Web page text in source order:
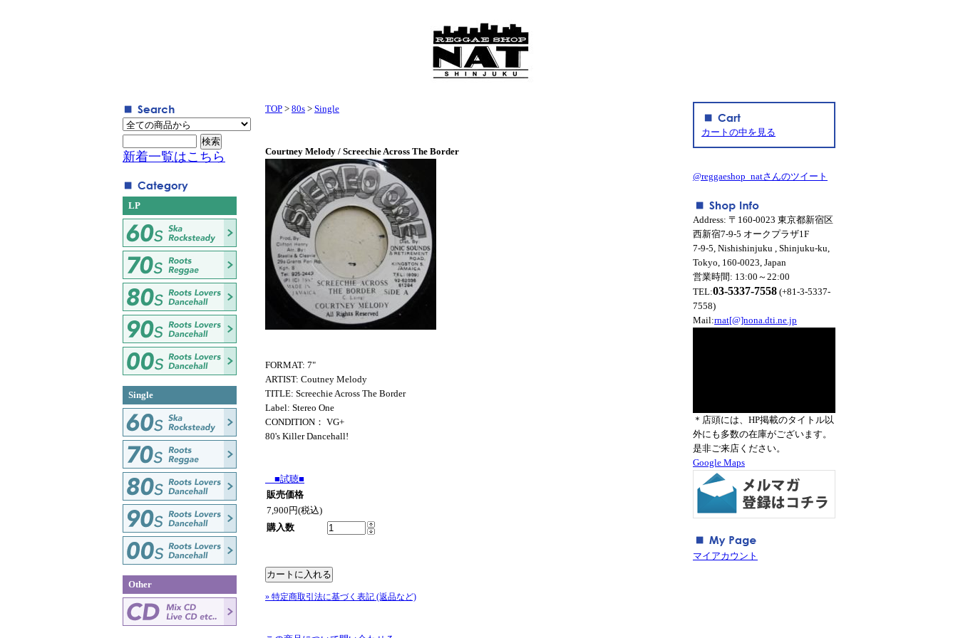
TOP > 80s > Single
Courtney Melody / Screechie Across The Border
FORMAT: 7"
ARTIST: Coutney Melody
TITLE: Screechie Across The Border
Label: Stereo One
CONDITION： VG+
80's Killer Dancehall!
■試聴■
販売価格
7,900円(税込)
購入数
» 特定商取引法に基づく表記 (返品など)
新着一覧はこちら
LP
Single
Other
カートの中を見る
@reggaeshop_natさんのツイート
Address: 〒160-0023 東京都新宿区
西新宿7-9-5 オークプラザ1F
7-9-5, Nishishinjuku , Shinjuku-ku,
Tokyo, 160-0023, Japan
営業時間: 13:00～22:00
TEL:03-5337-7558 (+81-3-5337-
7558)
Mail:rnat[@]nona.dti.ne.jp
＊店頭には、HP掲載のタイトル以
外にも多数の在庫がございます。
是非ご来店ください。
Google Maps
マイアカウント